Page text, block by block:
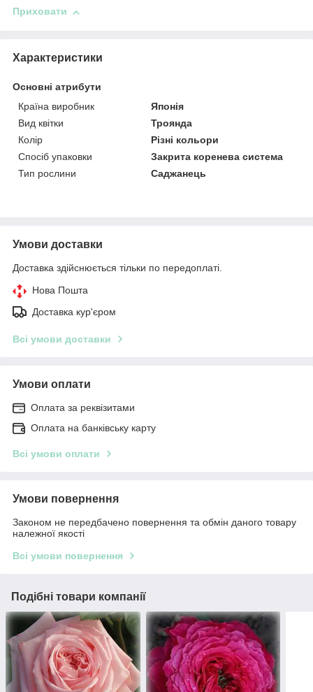
Приховати
Характеристики
Основні атрибути
Країна виробник
Японія
Вид квітки
Троянда
Колір
Різні кольори
Спосіб упаковки
Закрита коренева система
Тип рослини
Саджанець
Умови доставки
Доставка здійснюється тільки по передоплаті.
Нова Пошта
Доставка кур'єром
Всі умови доставки
Умови оплати
Оплата за реквізитами
Оплата на банківську карту
Всі умови оплати
Умови повернення
Законом не передбачено повернення та обмін даного товару
належної якості
Всі умови повернення
Подібні товари компанії